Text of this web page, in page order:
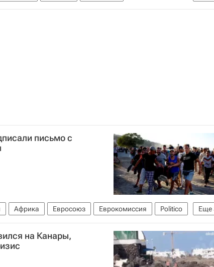
отношениям
Еврокомиссия
письмо с
Еще
Африка Евросоюз Еврокомиссия
Politico
Урсула фон дер Ляйен
на Канары,